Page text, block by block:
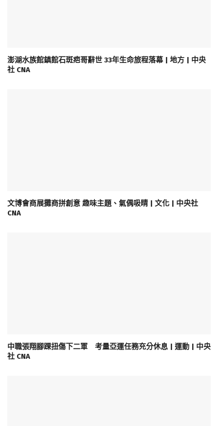
澎湖水族館鎮館石斑疤哥辭世 33年生命旅程落幕 | 地方 | 中央
社 CNA
文博會商展攤商拼創意 趣味主題、氣偶吸睛 | 文化 | 中央社
CNA
中職張翔腳踝扭傷下二軍 考量亞運任務充分休息 | 運動 | 中央
社 CNA